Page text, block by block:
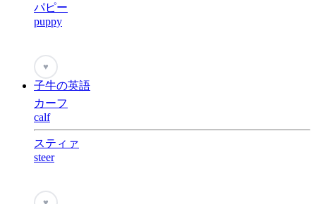
パピー
puppy
♥
子牛の英語
カーフ
calf
スティァ
steer